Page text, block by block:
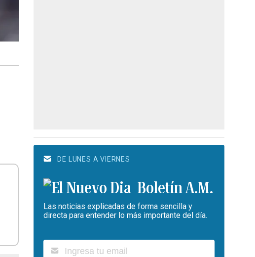
DE LUNES A VIERNES
Boletín A.M.
Las noticias explicadas de forma sencilla y
directa para entender lo más importante del día.